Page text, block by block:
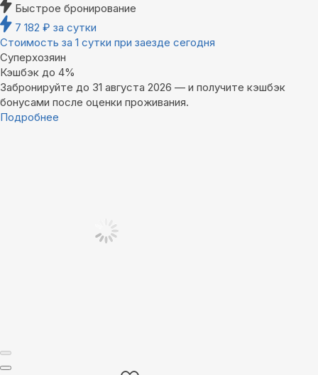
Быстрое бронирование
7 182 ₽ за сутки
Стоимость за 1 сутки при заезде сегодня
Суперхозяин
Кэшбэк до 4%
Забронируйте до 31 августа 2026 — и получите кэшбэк
бонусами после оценки проживания.
Подробнее